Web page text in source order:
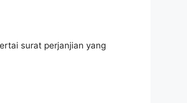
surat perjanjian yang